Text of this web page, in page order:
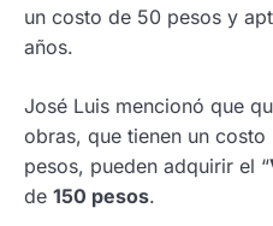
un costo de 50 pesos y
años.
José Luis mencionó que
obras, que tienen un
pesos, pueden adquirir el “
de 150 pesos.